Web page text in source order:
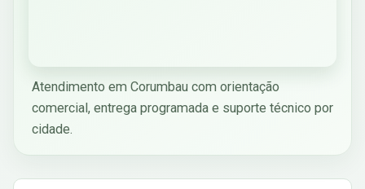
Atendimento em Corumbau com orientação
comercial, entrega programada e suporte técnico por
cidade.